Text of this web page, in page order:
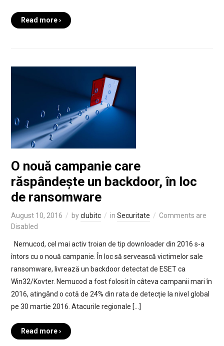
Read more ›
O nouă campanie care
răspândește un backdoor, în loc
de ransomware
August 10, 2016 byclubitc in Securitate
Comments are
Disabled
Nemucod, cel mai activ troian de tip downloader din 2016 s-a
întors cu o nouă campanie. În loc să servească victimelor sale
ransomware, livrează un backdoor detectat de ESET ca
Win32/Kovter. Nemucod a fost folosit în câteva campanii mari în
2016, atingând o cotă de 24% din rata de detecție la nivel global
pe 30 martie 2016. Atacurile regionale […]
Read more ›